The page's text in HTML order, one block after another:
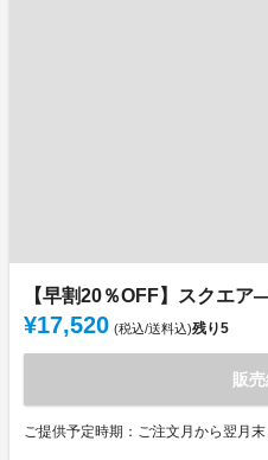
【早割20％OFF】スクエ
¥17,520 (税込/送料込)残り5
販
ご提供予定時期：ご注文月から翌月